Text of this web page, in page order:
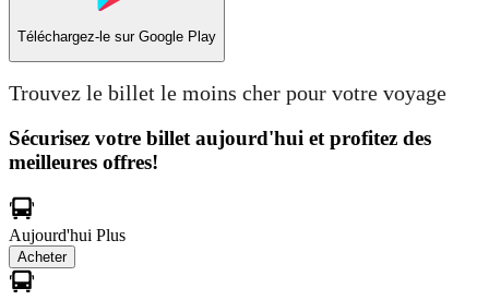
Téléchargez-le sur Google Play
Trouvez le billet le moins cher pour votre voyage
Sécurisez votre billet aujourd'hui et profitez des
meilleures offres!
Aujourd'hui Plus
Acheter